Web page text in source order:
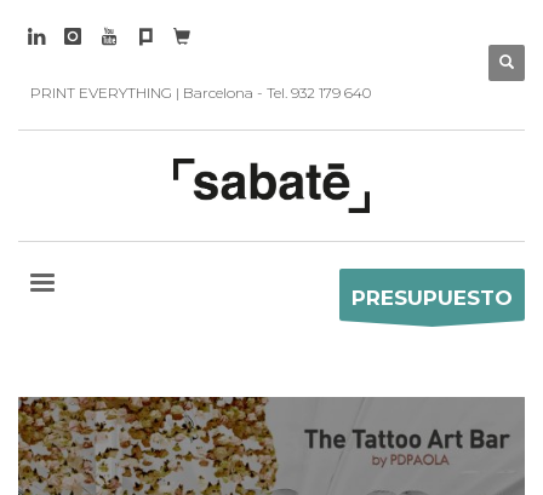
PRINT EVERYTHING | Barcelona - Tel. 932 179 640